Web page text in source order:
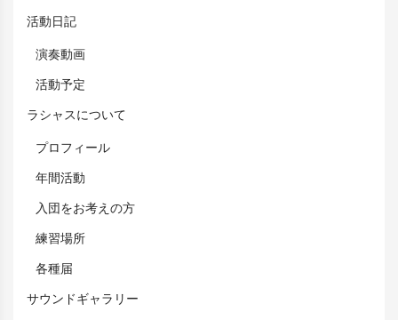
活動日記
演奏動画
活動予定
ラシャスについて
プロフィール
年間活動
入団をお考えの方
練習場所
各種届
サウンドギャラリー